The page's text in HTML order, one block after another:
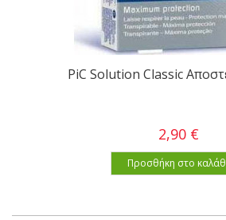
PiC Solution Classic
2,90 €
Προσθήκη στο